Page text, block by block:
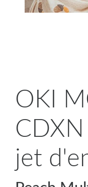
OKI
jet